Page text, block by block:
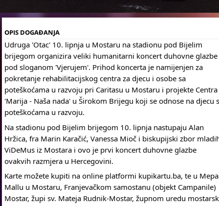
OPIS DOGAĐANJA
Udruga 'Otac' 10. lipnja u Mostaru na stadionu pod Bijelim
brijegom organizira veliki humanitarni koncert duhovne glazbe
pod sloganom 'Vjerujem'. Prihod koncerta je namijenjen za
pokretanje rehabilitacijskog centra za djecu i osobe sa
poteškoćama u razvoju pri Caritasu u Mostaru i projekte Centra
'Marija - Naša nada' u Širokom Brijegu koji se odnose na djecu
poteškoćama u razvoju.
Na stadionu pod Bijelim brijegom 10. lipnja nastupaju Alan
Hržica, fra Marin Karačić, Vanessa Mioč i biskupijski zbor
ViDeMus iz Mostara i ovo je prvi koncert duhovne glazbe
ovakvih razmjera u Hercegovini.
Karte možete kupiti na online platformi kupikartu.ba, te u
Mallu u Mostaru, Franjevačkom samostanu (objekt Campanile)
Mostar, župi sv. Mateja Rudnik-Mostar, župnom uredu